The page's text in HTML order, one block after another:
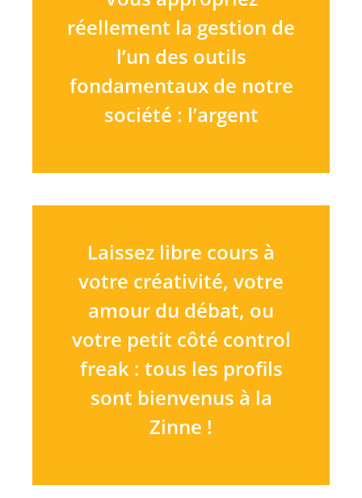
réellement la gestion de
l’un des outils
fondamentaux de notre
société : l’argent
Laissez libre cours à
votre créativité, votre
amour du débat, ou
votre petit côté control
freak : tous les profils
sont bienvenus à la
Zinne !